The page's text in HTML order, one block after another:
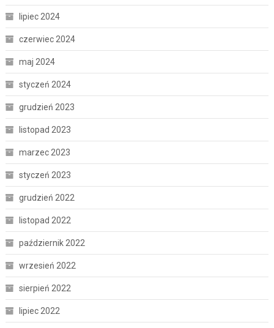
lipiec 2024
czerwiec 2024
maj 2024
styczeń 2024
grudzień 2023
listopad 2023
marzec 2023
styczeń 2023
grudzień 2022
listopad 2022
październik 2022
wrzesień 2022
sierpień 2022
lipiec 2022